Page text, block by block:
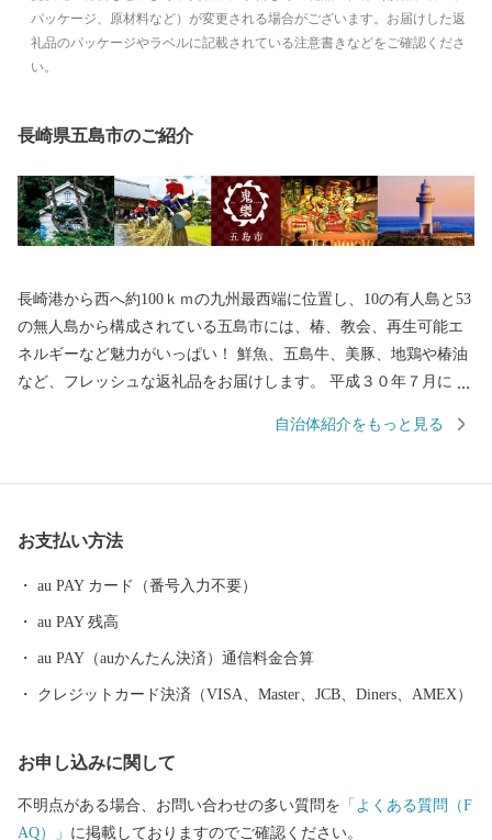
パッケージ、原材料など）が変更される場合がございます。お届けした返
礼品のパッケージやラベルに記載されている注意書きなどをご確認くださ
い。
長崎県五島市のご紹介
長崎港から西へ約100ｋｍの九州最西端に位置し、10の有人島と53
の無人島から構成されている五島市には、椿、教会、再生可能エ
ネルギーなど魅力がいっぱい！ 鮮魚、五島牛、美豚、地鶏や椿油
など、フレッシュな返礼品をお届けします。 平成３０年７月には
されました。 五島市には「久賀島の集落」と「奈留の江上集落」
自治体紹介をもっと見る
お支払い方法
au PAY カード（番号入力不要）
au PAY 残高
au PAY（auかんたん決済）通信料金合算
クレジットカード決済（VISA、Master、JCB、Diners、AMEX）
お申し込みに関して
不明点がある場合、お問い合わせの多い質問を 「よくある質問（F
AQ）」 に掲載しておりますのでご確認ください。